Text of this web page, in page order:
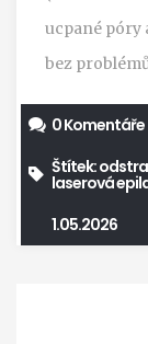
ucpané póry
bez
0 Komentáře
Štítek:
laserová
1.05.2026